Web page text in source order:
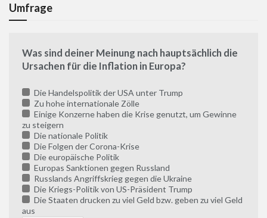
Umfrage
Was sind deiner Meinung nach hauptsächlich die
Ursachen für die Inflation in Europa?
Die Handelspolitik der USA unter Trump
Zu hohe internationale Zölle
Einige Konzerne haben die Krise genutzt, um Gewinne
zu steigern
Die nationale Politik
Die Folgen der Corona-Krise
Die europäische Politik
Europas Sanktionen gegen Russland
Russlands Angriffskrieg gegen die Ukraine
Die Kriegs-Politik von US-Präsident Trump
Die Staaten drucken zu viel Geld bzw. geben zu viel Geld
aus